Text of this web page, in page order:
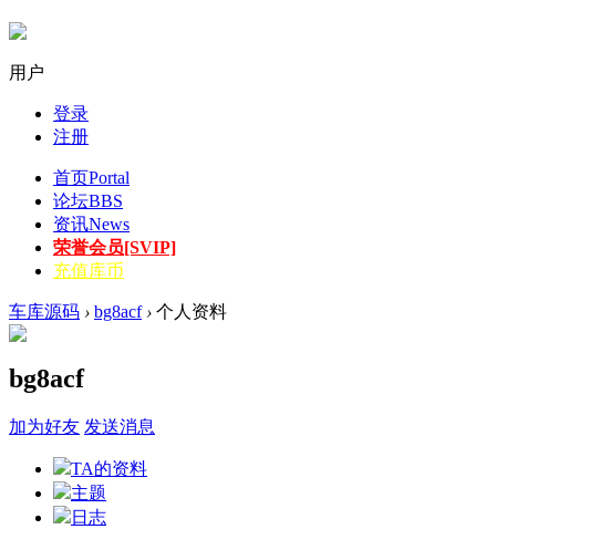
用户
登录
注册
首页Portal
论坛BBS
资讯News
荣誉会员[SVIP]
充值库币
车库源码 › bg8acf › 个人资料
bg8acf
加为好友 发送消息
TA的资料
主题
日志